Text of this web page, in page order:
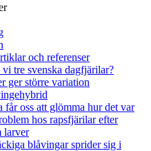
och referenser
tre svenska dagfjärilar?
ger större variation
får oss att glömma hur det var
hos rapsfjärilar efter
larver
blåvingar sprider sig i